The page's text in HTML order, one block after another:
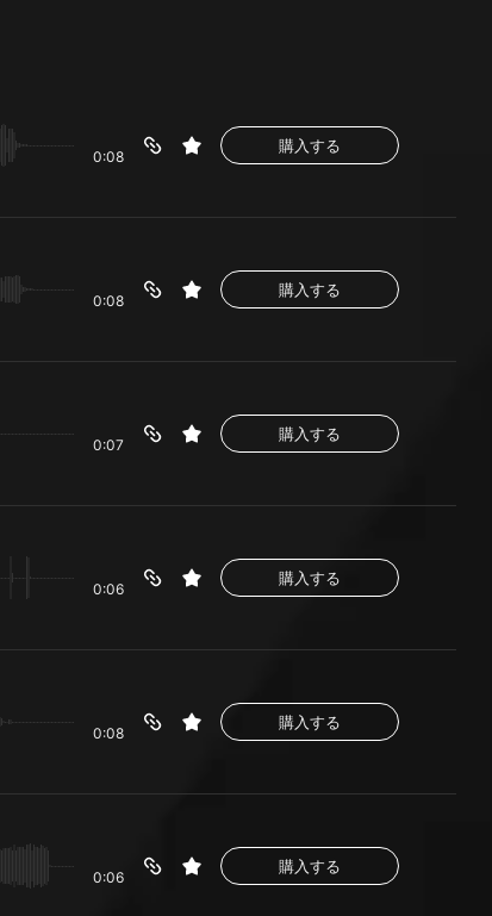
0:08
購入する
0:08
購入する
0:07
購入する
0:06
購入する
0:08
購入する
0:06
購入する